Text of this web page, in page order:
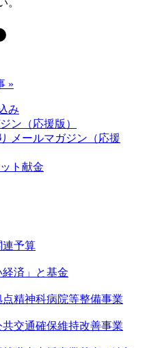
»
予算
済」と基金
精神科病院等整備事業
交通確保維持改善事業